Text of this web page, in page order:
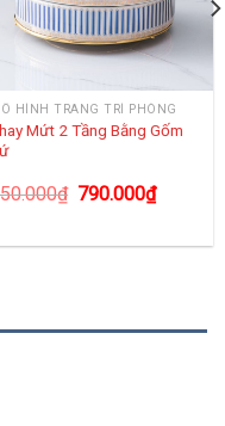
HÌNH TRANG TRÍ PHÒNG
Mứt 2 Tầng Bằng Gốm
₫ 790.000₫